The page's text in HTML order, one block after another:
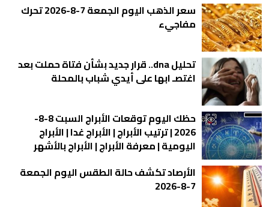
سعر الذهب اليوم الجمعة 7-8-2026 تحرك
مفاجيء
تحليل dna.. قرار جديد بشأن فتاة حملت بعد
اغتصـ ابها على أيدي شباب بالمحلة
حظك اليوم توقعات الأبراج السبت 8-8-
2026 | ترتيب الأبراج | الأبراج غدا | الأبراج
اليومية | معرفة الأبراج | الأبراج بالأشهر
الأرصاد تكشف حالة الطقس اليوم الجمعة
7-8-2026